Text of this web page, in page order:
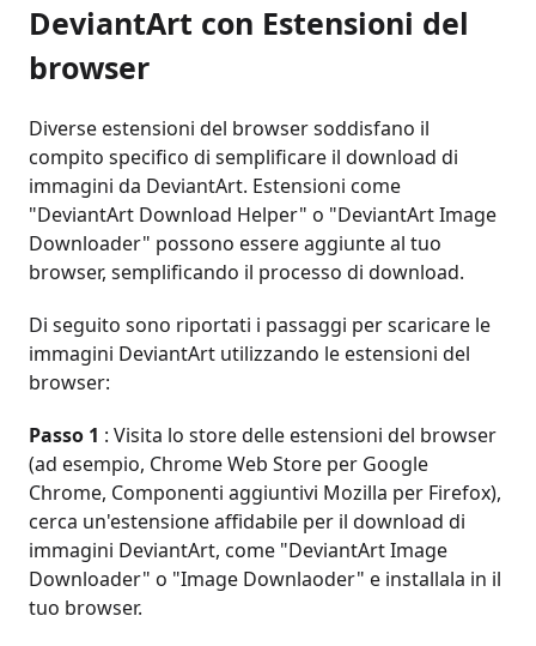
DeviantArt con Estensioni del
browser
Diverse estensioni del browser soddisfano il
compito specifico di semplificare il download di
immagini da DeviantArt. Estensioni come
"DeviantArt Download Helper" o "DeviantArt Image
Downloader" possono essere aggiunte al tuo
browser, semplificando il processo di download.
Di seguito sono riportati i passaggi per scaricare le
immagini DeviantArt utilizzando le estensioni del
browser:
Passo 1 : Visita lo store delle estensioni del browser
(ad esempio, Chrome Web Store per Google
Chrome, Componenti aggiuntivi Mozilla per Firefox),
cerca un'estensione affidabile per il download di
immagini DeviantArt, come "DeviantArt Image
Downloader" o "Image Downlaoder" e installala in il
tuo browser.